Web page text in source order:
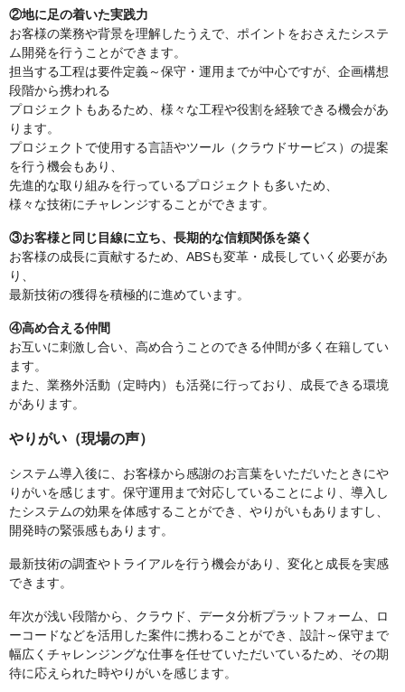
②地に足の着いた実践力
お客様の業務や背景を理解したうえで、ポイントをおさえたシステ
ム開発を行うことができます。
担当する工程は要件定義～保守・運用までが中心ですが、企画構想
段階から携われる
プロジェクトもあるため、様々な工程や役割を経験できる機会があ
ります。
プロジェクトで使用する言語やツール（クラウドサービス）の提案
を行う機会もあり、
先進的な取り組みを行っているプロジェクトも多いため、
様々な技術にチャレンジすることができます。
③お客様と同じ目線に立ち、長期的な信頼関係を築く
お客様の成長に貢献するため、ABSも変革・成長していく必要があ
り、
最新技術の獲得を積極的に進めています。
④高め合える仲間
お互いに刺激し合い、高め合うことのできる仲間が多く在籍してい
ます。
また、業務外活動（定時内）も活発に行っており、成長できる環境
があります。
やりがい（現場の声）
システム導入後に、お客様から感謝のお言葉をいただいたときにや
りがいを感じます。保守運用まで対応していることにより、導入し
たシステムの効果を体感することができ、やりがいもありますし、
開発時の緊張感もあります。
最新技術の調査やトライアルを行う機会があり、変化と成長を実感
できます。
年次が浅い段階から、クラウド、データ分析プラットフォーム、ロ
ーコードなどを活用した案件に携わることができ、設計～保守まで
幅広くチャレンジングな仕事を任せていただいているため、その期
待に応えられた時やりがいを感じます。